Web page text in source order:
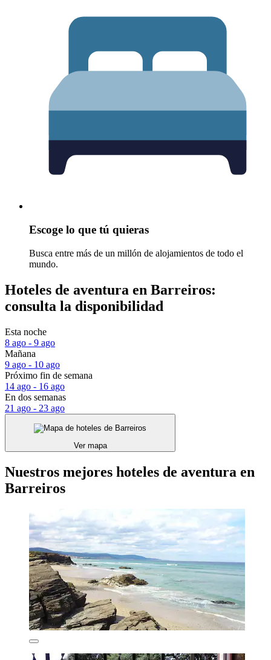
Escoge lo que tú quieras
Busca entre más de un millón de alojamientos de todo el
mundo.
Hoteles de aventura en Barreiros:
consulta la disponibilidad
Esta noche
8 ago - 9 ago
Mañana
9 ago - 10 ago
Próximo fin de semana
14 ago - 16 ago
En dos semanas
21 ago - 23 ago
Ver mapa
Nuestros mejores hoteles de aventura en
Barreiros